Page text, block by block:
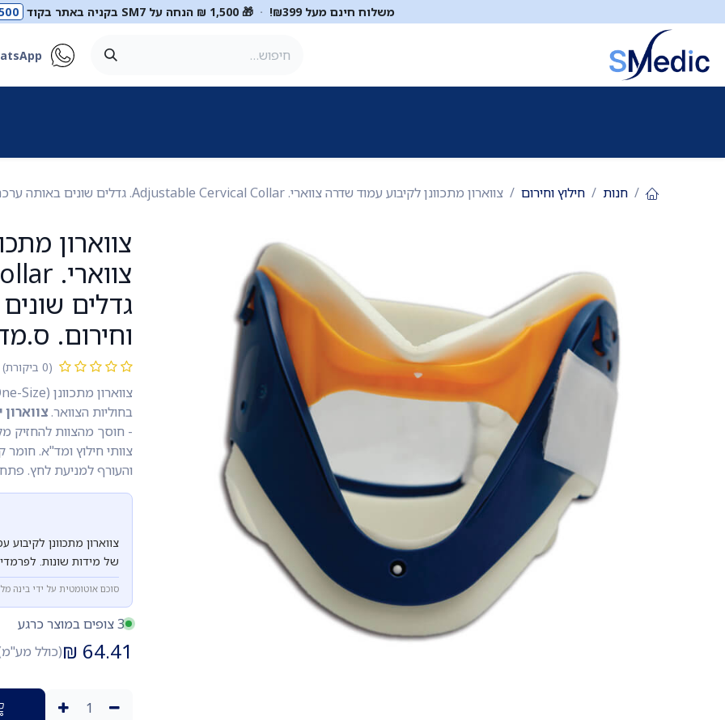
משלוח חינם מעל ₪399! · 🎁 1,500 ₪ הנחה על SM7 בקניה באתר בקוד
חנות חילוץ וחירום צווארון מתכוונן לקיבוע עמוד שדרה צווארי. Adjustable Cervical Collar. גדלים שונים באותה ערכה. לצוותי חילוץ וחירום. ס.מדיק יבוא
צווארון
גדלים
וחירום.
(0 ביקורת)
בחוליות הצוואר.
צוותי חילוץ ומד"א.
והעורף למניעת לחץ.
צווארון מתכוונן
של מידות שונות.
סוכם אוטומטית על ידי בינה
3 צופים במוצר כרגע
64.41
₪(כולל